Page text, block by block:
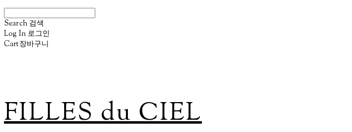
Search 검색
Log In 로그인
Cart장바구니
FILLES du CIEL